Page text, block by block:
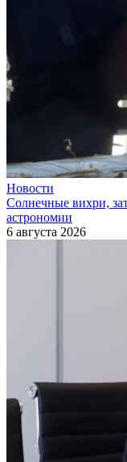
Новости
Солнечные вихри,
астрономии
6 августа 2026